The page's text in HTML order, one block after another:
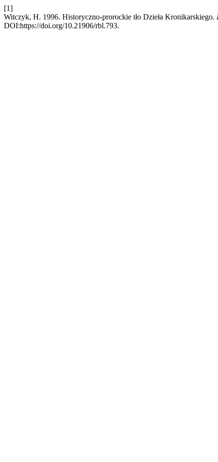
[1]
Witczyk, H. 1996. Historyczno-prorockie tło Dzieła Kronikarskiego.
DOI:https://doi.org/10.21906/rbl.793.